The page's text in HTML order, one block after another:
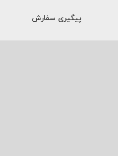
پیگیری سفارش